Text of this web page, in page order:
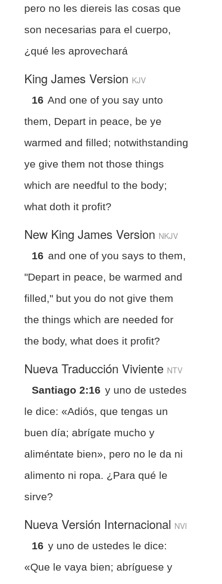
pero no les diereis las cosas que
son necesarias para el cuerpo,
¿qué les aprovechará
King James Version KJV
16 And one of you say unto
them, Depart in peace, be ye
warmed and filled; notwithstanding
ye give them not those things
which are needful to the body;
what doth it profit?
New King James Version NKJV
16 and one of you says to them,
"Depart in peace, be warmed and
filled," but you do not give them
the things which are needed for
the body, what does it profit?
Nueva Traducción Viviente NTV
Santiago 2:16 y uno de ustedes
le dice: «Adiós, que tengas un
buen día; abrígate mucho y
aliméntate bien», pero no le da ni
alimento ni ropa. ¿Para qué le
sirve?
Nueva Versión Internacional NVI
16 y uno de ustedes le dice:
«Que le vaya bien; abríguese y